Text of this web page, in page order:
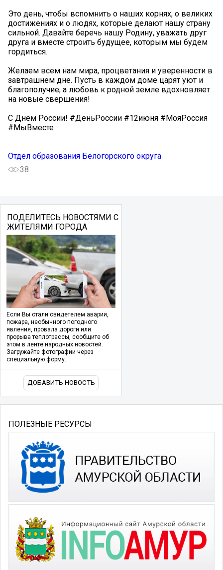
Это день, чтобы вспомнить о наших корнях, о великих
достижениях и о людях, которые делают нашу страну
сильной. Давайте беречь нашу Родину, уважать друг
друга и вместе строить будущее, которым мы будем
гордиться.
Желаем всем нам мира, процветания и уверенности в
завтрашнем дне. Пусть в каждом доме царят уют и
благополучие, а любовь к родной земле вдохновляет
на новые свершения!
С Днём России! #ДеньРоссии #12июня #МояРоссия
#МыВместе
Отдел образования Белогорского округа
38
ПОДЕЛИТЕСЬ НОВОСТЯМИ С
ЖИТЕЛЯМИ ГОРОДА
Если Вы стали свидетелем аварии,
пожара, необычного погодного
явления, провала дороги или
прорыва теплотрассы, сообщите об
этом в ленте народных новостей.
Загружайте фотографии через
специальную форму.
ДОБАВИТЬ НОВОСТЬ
ПОЛЕЗНЫЕ РЕСУРСЫ